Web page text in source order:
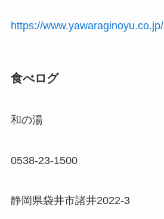
https://www.yawaraginoyu.co.jp/
食べログ
和の湯
0538-23-1500
静岡県袋井市諸井2022-3